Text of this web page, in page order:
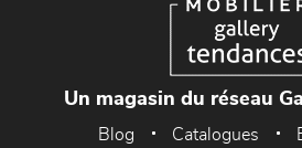
Un magasin du réseau
Blog Catalogues